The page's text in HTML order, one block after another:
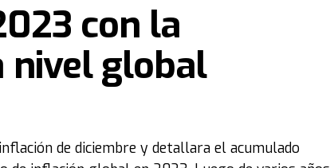
las que se cuenta, especialmente "para quienes
con licencias internacionales", explicaron.
del sector, el promedio de los
con la
nivel global
de diciembre y detallara el acumulado